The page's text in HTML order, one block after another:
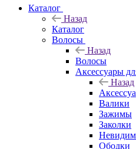
Каталог
Назад
Каталог
Волосы
Назад
Волосы
Аксессуары
Назад
Валики
Зажимы
Заколки
Ободки